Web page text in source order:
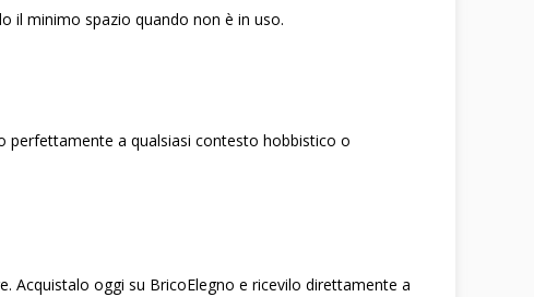
il minimo spazio quando non è in uso.
perfettamente a qualsiasi contesto hobbistico o
Acquistalo oggi su BricoElegno e ricevilo direttamente a